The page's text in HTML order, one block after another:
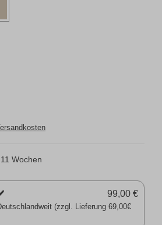
Wochen
(zzgl. Lieferung 69,00€
99,00 €